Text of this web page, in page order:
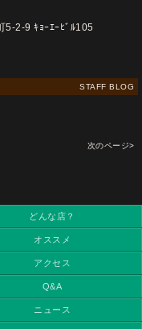
2-9 ｷｮｰｴｰﾋﾞﾙ105
STAFF BLOG
次のページ>
どんな店？
オススメ
アクセス
Q&A
ニュース